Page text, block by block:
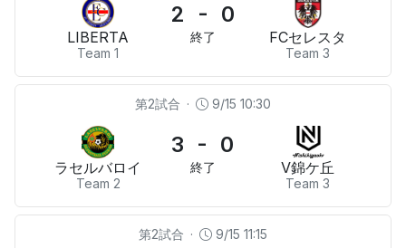
LIBERTA
Team 1
2 - 0
終了 FCセレスタ
Team 3
第2試合 · 9/15 10:30
ラセルバロイ
Team 2
3 - 0
終了 V錦ケ丘
Team 3
第2試合 · 9/15 11:15